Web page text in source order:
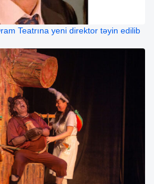
Teatrına yeni direktor təyin edilib